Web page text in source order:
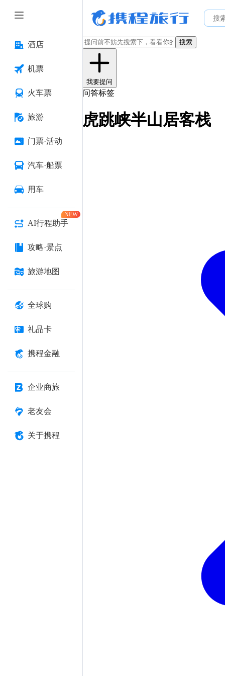
酒店
机票
火车票
旅游
门票·活动
汽车·船票
用车
AI行程助手
NEW
攻略·景点
旅游地图
全球购
礼品卡
携程金融
企业商旅
老友会
关于携程
搜索
我要提问
问答标签
虎跳峡半山居客栈